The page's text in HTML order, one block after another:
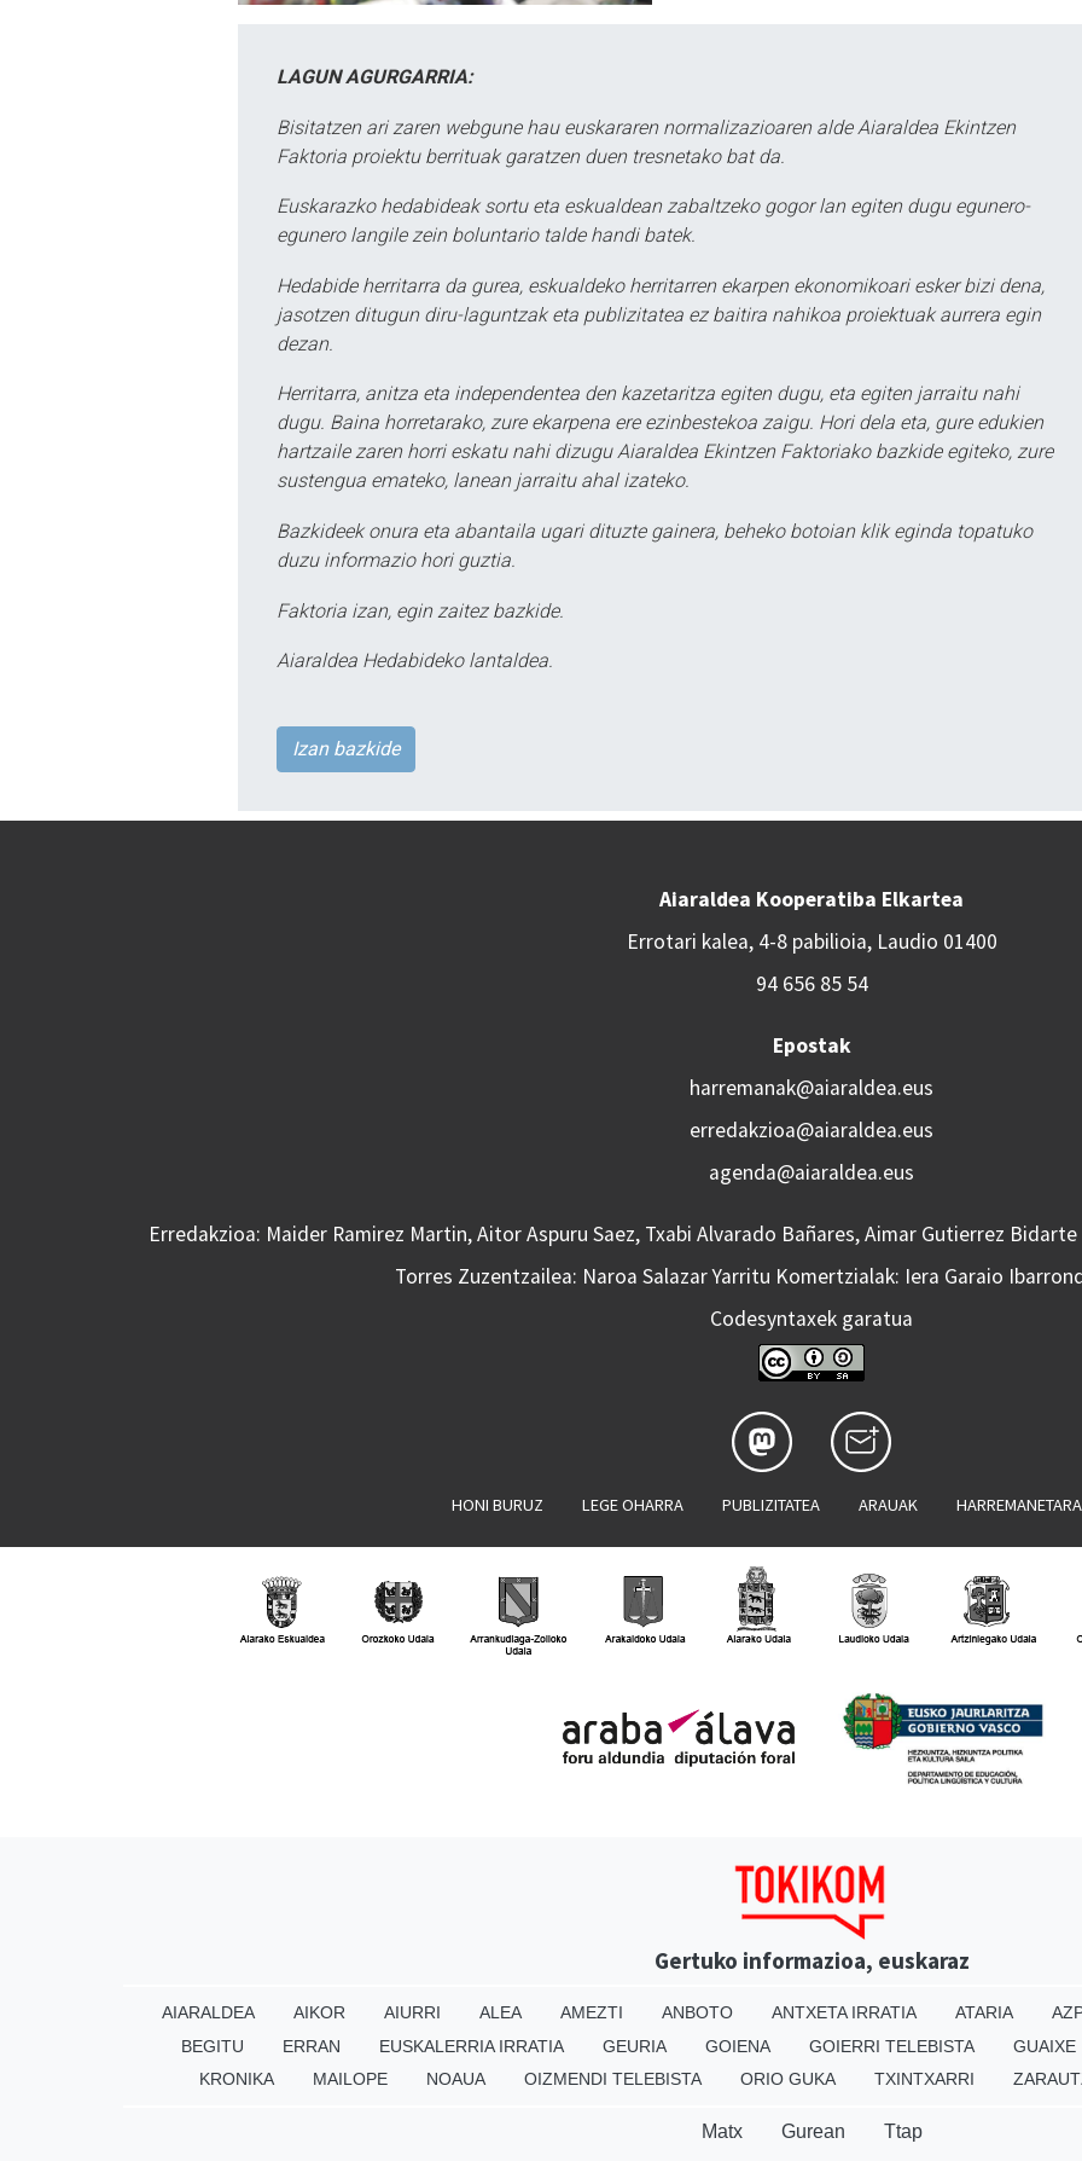
LAGUN AGURGARRIA:
Bisitatzen ari zaren webgune hau euskararen normalizazioaren alde Aiaraldea Ekintzen
Faktoria proiektu berrituak garatzen duen tresnetako bat da.
Euskarazko hedabideak sortu eta eskualdean zabaltzeko gogor lan egiten dugu egunero-
egunero langile zein boluntario talde handi batek.
Hedabide herritarra da gurea, eskualdeko herritarren ekarpen ekonomikoari esker bizi dena,
jasotzen ditugun diru-laguntzak eta publizitatea ez baitira nahikoa proiektuak aurrera egin
dezan.
Herritarra, anitza eta independentea den kazetaritza egiten dugu, eta egiten jarraitu nahi
dugu. Baina horretarako, zure ekarpena ere ezinbestekoa zaigu. Hori dela eta, gure edukien
hartzaile zaren horri eskatu nahi dizugu Aiaraldea Ekintzen Faktoriako bazkide egiteko, zure
sustengua emateko, lanean jarraitu ahal izateko.
Bazkideek onura eta abantaila ugari dituzte gainera, beheko botoian klik eginda topatuko
duzu informazio hori guztia.
Faktoria izan, egin zaitez bazkide.
Aiaraldea Hedabideko lantaldea.
Izan bazkide
Aiaraldea Kooperatiba Elkartea
Errotari kalea, 4-8 pabilioia, Laudio 01400
94 656 85 54
Epostak
harremanak@aiaraldea.eus
erredakzioa@aiaraldea.eus
agenda@aiaraldea.eus
Erredakzioa: Maider Ramirez Martin, Aitor Aspuru Saez, Txabi Alvarado Bañares, Aimar Gutierrez
Torres Zuzentzailea: Naroa Salazar Yarritu Komertzialak: Iera Garaio
Codesyntaxek garatua
HONI BURUZ LEGE OHARRA PUBLIZITATEA ARAUAK
Gertuko informazioa, euskaraz
AIARALDEA AIKOR AIURRI ALEA AMEZTI ANBOTO ANTXETA IRRATIA ATARIA
BEGITU
ERRAN EUSKALERRIA IRRATIA GEURIA GOIENA GOIERRI TELEBISTA
GUAIXE
KRONIKA
MAILOPE NOAUA OIZMENDI TELEBISTA ORIO GUKA TXINTXARRI
Matx Gurean Ttap